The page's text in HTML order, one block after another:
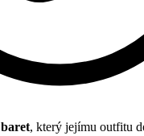
baret, který jejímu outfitu